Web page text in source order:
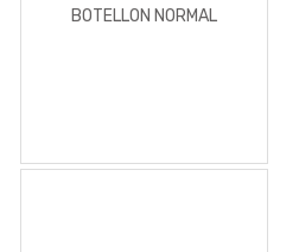
BOTELLON NORMAL